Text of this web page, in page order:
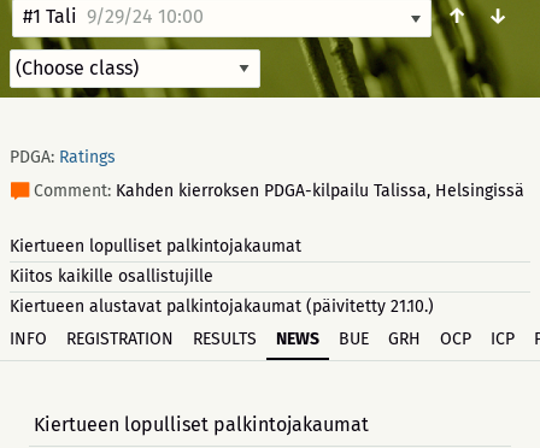
#1 Tali 9/29/24 10:00 ↑ ↓
PDGA: Ratings
Comment: Kahden kierroksen PDGA-kilpailu Talissa, Helsingissä
Kiertueen lopulliset palkintojakaumat
Kiitos kaikille osallistujille
Kiertueen alustavat palkintojakaumat (päivitetty 21.10.)
INFO
REGISTRATION RESULTS NEWS BUE GRH OCP ICP
Kiertueen lopulliset palkintojakaumat